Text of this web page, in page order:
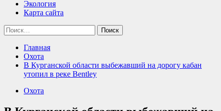
Экология
Карта сайта
Найти:
Главная
Охота
В Курганской области выбежавший на дорогу кабан
утопил в реке Bentley
Охота